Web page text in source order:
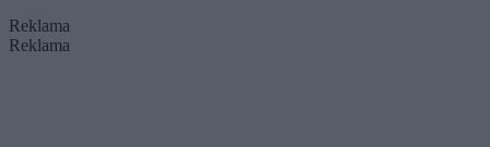
Reklama
Reklama